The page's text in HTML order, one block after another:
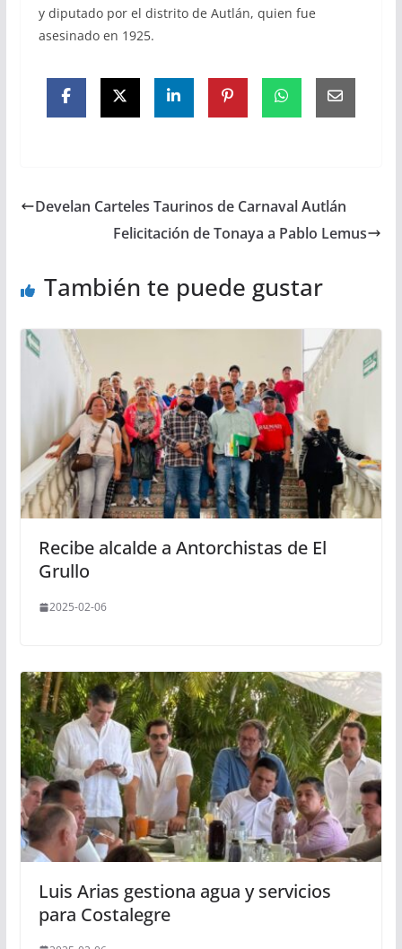
y diputado por el distrito de Autlán, quien fue
asesinado en 1925.
Develan Carteles Taurinos de Carnaval Autlán
Felicitación de Tonaya a Pablo Lemus
También te puede gustar
Recibe alcalde a Antorchistas de El
Grullo
2025-02-06
Luis Arias gestiona agua y servicios
para Costalegre